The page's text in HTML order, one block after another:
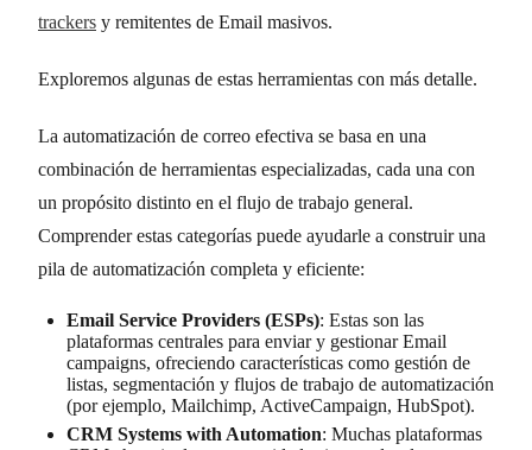
trackers y remitentes de Email masivos.
Exploremos algunas de estas herramientas con más detalle.
La automatización de correo efectiva se basa en una
combinación de herramientas especializadas, cada una con
un propósito distinto en el flujo de trabajo general.
Comprender estas categorías puede ayudarle a construir una
pila de automatización completa y eficiente:
Email Service Providers (ESPs): Estas son las
plataformas centrales para enviar y gestionar Email
campaigns, ofreciendo características como gestión de
listas, segmentación y flujos de trabajo de automatización
(por ejemplo, Mailchimp, ActiveCampaign, HubSpot).
CRM Systems with Automation: Muchas plataformas